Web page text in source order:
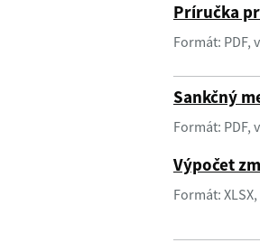
Príručka
Formát: PDF,
Sankčný
Formát: PDF,
Výpočet
Formát: